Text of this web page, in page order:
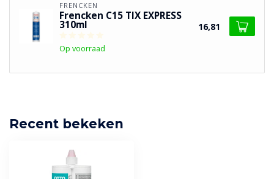
FRENCKEN
Frencken C15 TIX EXPRESS
310ml
Op voorraad
16,81
Recent bekeken